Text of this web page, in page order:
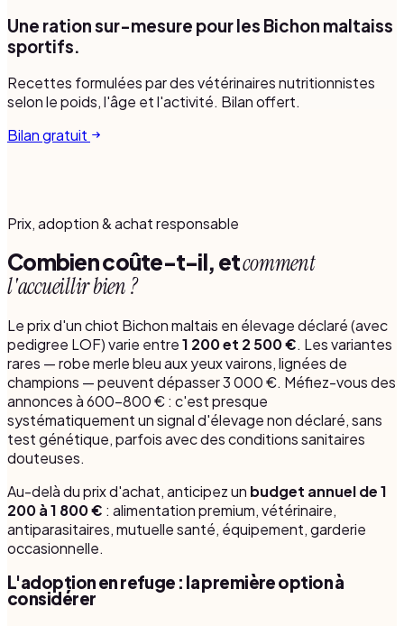
Une ration sur-mesure pour les Bichon maltaiss
sportifs.
Recettes formulées par des vétérinaires nutritionnistes
selon le poids, l'âge et l'activité. Bilan offert.
Bilan gratuit
Prix, adoption & achat responsable
Combien coûte-t-il, etcomment
l'accueillir bien ?
Le prix d'un chiot Bichon maltais en élevage déclaré (avec
pedigree LOF) varie entre1 200 et 2 500 €. Les variantes
rares — robe merle bleu aux yeux vairons, lignées de
champions — peuvent dépasser 3 000 €. Méfiez-vous des
annonces à 600-800 € : c'est presque
systématiquement un signal d'élevage non déclaré, sans
test génétique, parfois avec des conditions sanitaires
douteuses.
Au-delà du prix d'achat, anticipez un budget annuel de 1
200 à 1 800 € : alimentation premium, vétérinaire,
antiparasitaires, mutuelle santé, équipement, garderie
occasionnelle.
L'adoption en refuge : la première option à
considérer